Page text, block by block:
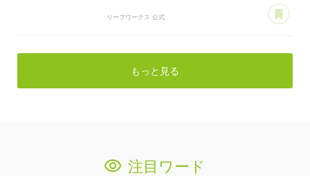
リーフワークス 公式
もっと見る
注目ワード